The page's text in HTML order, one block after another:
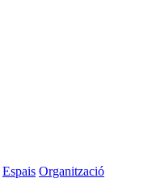
Espais Organització